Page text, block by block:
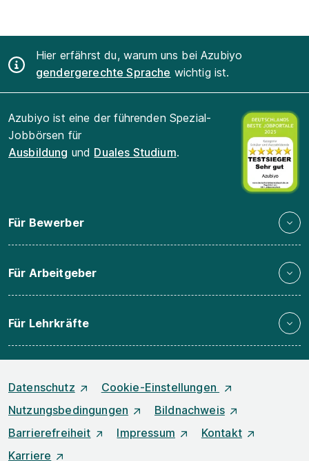
Hier erfährst du, warum uns bei Azubiyo
gendergerechte Sprache wichtig ist.
Azubiyo ist eine der führenden Spezial-
Jobbörsen für
Ausbildung und Duales Studium.
Für Bewerber
Für Arbeitgeber
Für Lehrkräfte
Datenschutz
Cookie-Einstellungen
Nutzungsbedingungen
Bildnachweis
Barrierefreiheit
Impressum
Kontakt
Karriere